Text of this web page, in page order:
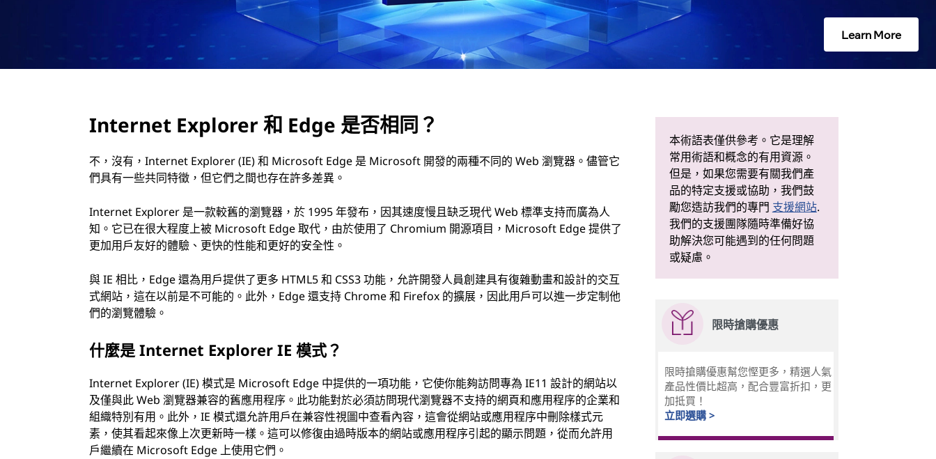
的
Learn More
Internet Explorer 和 Edge 是否相同？
不，沒有，Internet Explorer (IE) 和 Microsoft Edge 是 Microsoft 開發的兩種不同的 Web 瀏覽器。儘管它
們具有一些共同特徵，但它們之間也存在許多差異。
Internet Explorer 是一款較舊的瀏覽器，於 1995 年發布，因其速度慢且缺乏現代 Web 標準支持而廣為人
知。它已在很大程度上被 Microsoft Edge 取代，由於使用了 Chromium 開源項目，Microsoft Edge 提供了
更加用戶友好的體驗、更快的性能和更好的安全性。
與 IE 相比，Edge 還為用戶提供了更多 HTML5 和 CSS3 功能，允許開發人員創建具有復雜動畫和設計的交互
式網站，這在以前是不可能的。此外，Edge 還支持 Chrome 和 Firefox 的擴展，因此用戶可以進一步定制他
們的瀏覽體驗。
什麼是 Internet Explorer IE 模式？
Internet Explorer (IE) 模式是 Microsoft Edge 中提供的一項功能，它使你能夠訪問專為 IE11 設計的網站以
及僅與此 Web 瀏覽器兼容的舊應用程序。此功能對於必須訪問現代瀏覽器不支持的網頁和應用程序的企業和
組織特別有用。此外，IE 模式還允許用戶在兼容性視圖中查看內容，這會從網站或應用程序中刪除樣式元
素，使其看起來像上次更新時一樣。這可以修復由過時版本的網站或應用程序引起的顯示問題，從而允許用
戶繼續在 Microsoft Edge 上使用它們。
本術語表僅供參考。它是理解
常用術語和概念的有用資源。
但是，如果您需要有關我們產
品的特定支援或協助，我們鼓
勵您造訪我們的專門 支援網站.
我們的支援團隊隨時準備好協
助解決您可能遇到的任何問題
或疑慮。
限時搶購優惠
限時搶購優惠幫您慳更多，精選人氣
產品性價比超高，配合豐富折扣，更
加抵買！
立即選購 >